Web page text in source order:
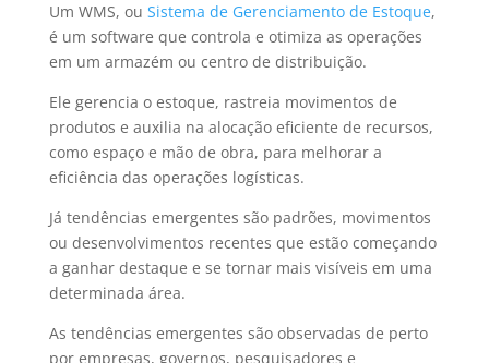
Um WMS, ou Sistema de Gerenciamento de Estoque,
é um software que controla e otimiza as operações
em um armazém ou centro de distribuição.
Ele gerencia o estoque, rastreia movimentos de
produtos e auxilia na alocação eficiente de recursos,
como espaço e mão de obra, para melhorar a
eficiência das operações logísticas.
Já tendências emergentes são padrões, movimentos
ou desenvolvimentos recentes que estão começando
a ganhar destaque e se tornar mais visíveis em uma
determinada área.
As tendências emergentes são observadas de perto
por empresas, governos, pesquisadores e